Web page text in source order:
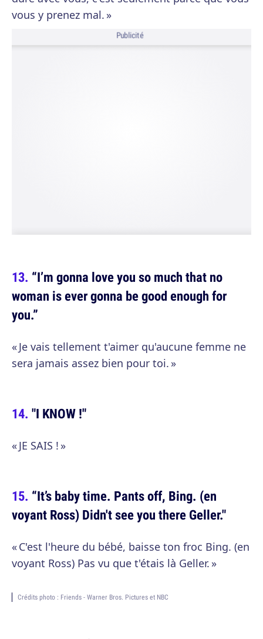
vous y prenez mal. »
Publicité
“I’m gonna love you so much that no
woman is ever gonna be good enough for
you.”
« Je vais tellement t'aimer qu'aucune femme ne
sera jamais assez bien pour toi. »
"I KNOW !"
« JE SAIS ! »
“It’s baby time. Pants off, Bing. (en
voyant Ross) Didn't see you there Geller."
« C'est l'heure du bébé, baisse ton froc Bing. (en
voyant Ross) Pas vu que t'étais là Geller. »
Crédits photo : Friends - Warner Bros. Pictures et NBC